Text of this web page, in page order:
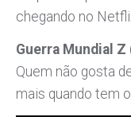
chegando no
Guerra Mundial Z
Quem não gosta
mais quando tem